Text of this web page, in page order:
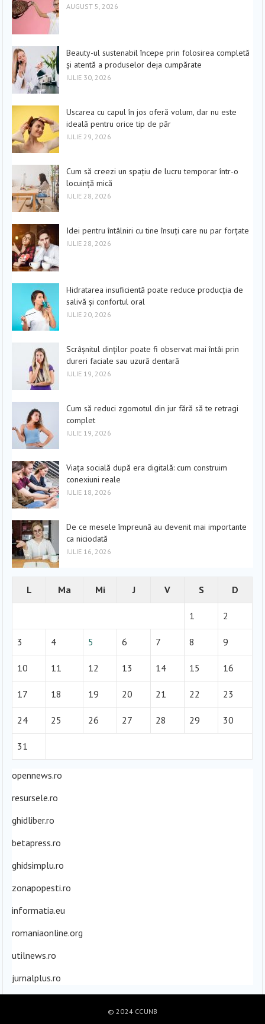
AUGUST 5, 2026
Beauty-ul sustenabil începe prin folosirea completă
și atentă a produselor deja cumpărate
IULIE 30, 2026
Uscarea cu capul în jos oferă volum, dar nu este
ideală pentru orice tip de păr
IULIE 29, 2026
Cum să creezi un spațiu de lucru temporar într-o
locuință mică
IULIE 28, 2026
Idei pentru întâlniri cu tine însuți care nu par forțate
IULIE 28, 2026
Hidratarea insuficientă poate reduce producția de
salivă și confortul oral
IULIE 20, 2026
Scrâșnitul dinților poate fi observat mai întâi prin
dureri faciale sau uzură dentară
IULIE 19, 2026
Cum să reduci zgomotul din jur fără să te retragi
complet
IULIE 19, 2026
Viața socială după era digitală: cum construim
conexiuni reale
IULIE 18, 2026
De ce mesele împreună au devenit mai importante
ca niciodată
IULIE 16, 2026
L Ma Mi J V S D
1 2
3 4 5 6 7 8 9
10 11 12 13 14 15 16
17 18 19 20 21 22 23
24 25 26 27 28 29 30
31
opennews.ro
resursele.ro
ghidliber.ro
betapress.ro
ghidsimplu.ro
zonapopesti.ro
informatia.eu
romaniaonline.org
utilnews.ro
jurnalplus.ro
© 2024 CCUNB